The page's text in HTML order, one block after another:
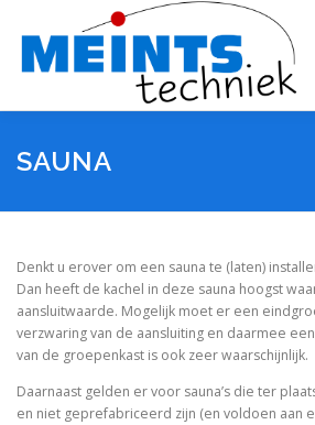
naar
inhoud
MEINTS TECHNIEK
SAUNA
Denkt u erover om een sauna te (laten)
Dan heeft de kachel in deze sauna hoogst
aansluitwaarde. Mogelijk moet er een
verzwaring van de aansluiting en daarmee
van de groepenkast is ook zeer waarschijnlijk.
Daarnaast gelden er voor sauna’s die ter
en niet geprefabriceerd zijn (en voldoen aan